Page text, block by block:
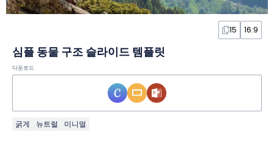
15 16:9
심플 동물 구조 슬라이드 템플릿
다운로드
굵게 뉴트럴 미니멀